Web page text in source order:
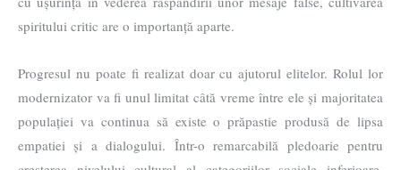
spiritului critic are o importanță aparte.
Progresul nu poate fi realizat doar cu ajutorul elitelor. Rolul lor
modernizator va fi unul limitat câtă vreme între ele și majoritatea
populației va continua să existe o prăpastie produsă de lipsa
empatiei și a dialogului. Într-o remarcabilă pledoarie pentru